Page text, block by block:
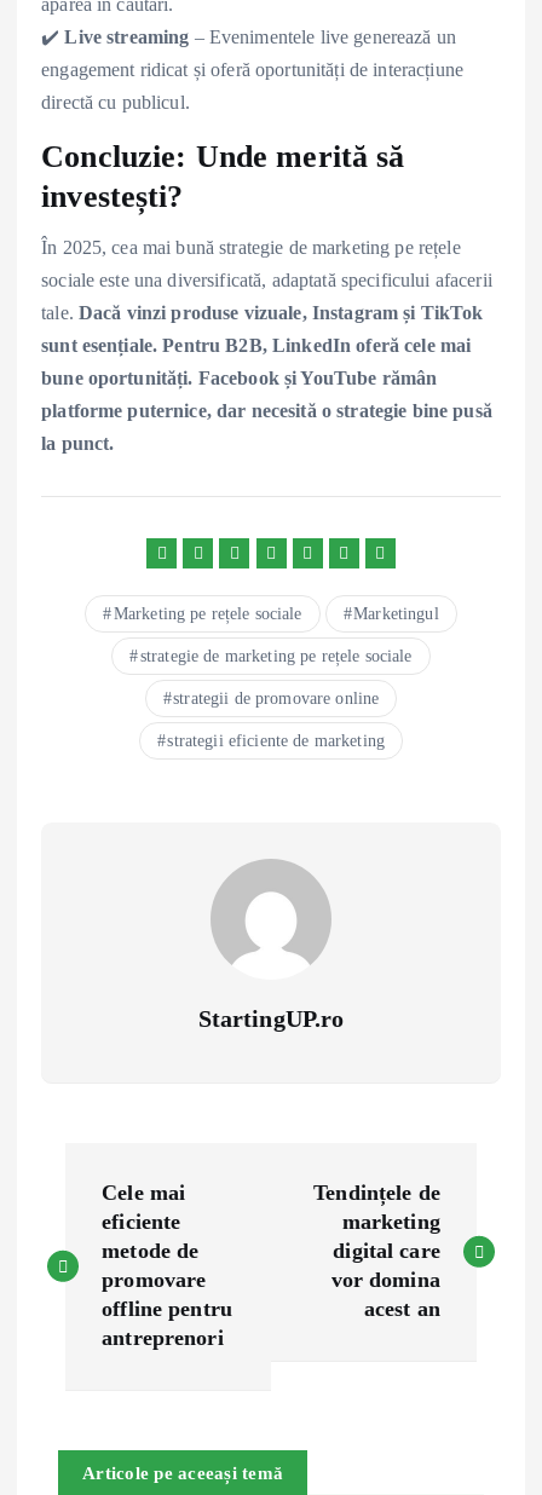
apărea în căutări.
✔️Live streaming – Evenimentele live generează un
engagement ridicat și oferă oportunități de interacțiune
directă cu publicul.
Concluzie: Unde merită să
investești?
În 2025, cea mai bună strategie de marketing pe rețele
sociale este una diversificată, adaptată specificului afacerii
tale. Dacă vinzi produse vizuale, Instagram și TikTok
sunt esențiale. Pentru B2B, LinkedIn oferă cele mai
bune oportunități. Facebook și YouTube rămân
platforme puternice, dar necesită o strategie bine pusă
la punct.
Marketing pe rețele sociale Marketingul
strategie de marketing pe rețele sociale
strategii de promovare online
strategii eficiente de marketing
StartingUP.ro
s
a
Cele mai
eficiente
metode de
promovare
offline pentru
antreprenori
Tendințele de
marketing
digital care
vor domina
acest an
Articole pe aceeași temă